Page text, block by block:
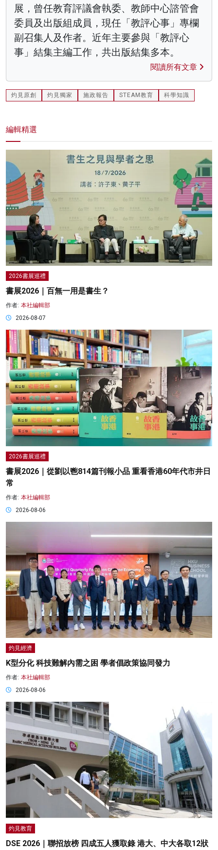
展，曾任教育評議會執委、教師中心諮管會
委員及出版組成員，現任「教評心事」專欄
副召集人及作者。近年主要參與「教評心
事」結集主編工作，共出版結集多本。
閱讀所有文章
灼見原創 灼見獨家 施政報告 STEAM教育 科學知識
編輯精選
2026書展巡禮
書展2026｜百無一用是書生？
作者: 本社編輯部
2026-08-07
2026書展巡禮
書展2026｜從劉以鬯814篇刊報小品 重看香港60年代市井日
常
作者: 本社編輯部
2026-08-06
灼見經濟
K型分化 科技難解內需之困 學者倡政策協同發力
作者: 本社編輯部
2026-08-06
灼見教育
DSE 2026｜聯招放榜 四成五人獲取錄 港大、中大各取12狀